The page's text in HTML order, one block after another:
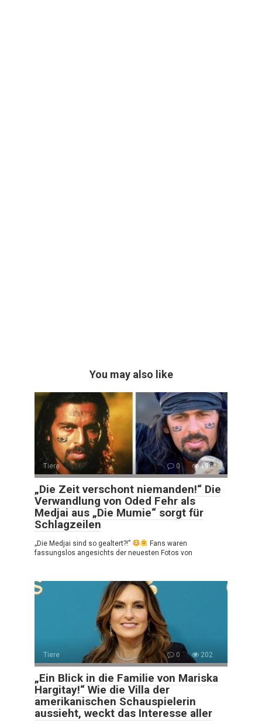
You may also like
Tiere 0 190
„Die Zeit verschont niemanden!“ Die
Verwandlung von Oded Fehr als
Medjai aus „Die Mumie“ sorgt für
Schlagzeilen
„Die Medjai sind so gealtert?!”
Fans waren
fassungslos angesichts der neuesten Fotos von
Tiere 0 202
„Ein Blick in die Familie von Mariska
Hargitay!“ Wie die Villa der
amerikanischen Schauspielerin
aussieht, weckt das Interesse aller